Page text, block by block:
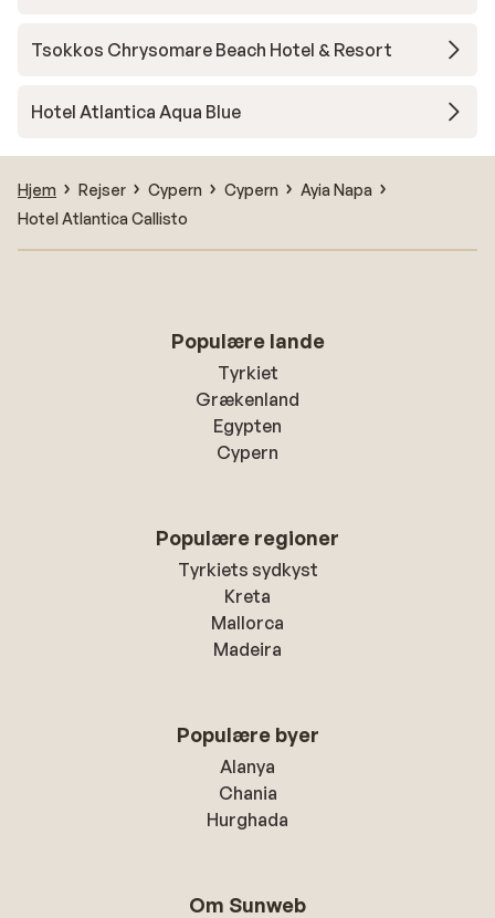
Tsokkos Chrysomare Beach Hotel & Resort
Hotel Atlantica Aqua Blue
Hjem Rejser Cypern Cypern
Ayia Napa
Hotel Atlantica Callisto
Populære lande
Tyrkiet
Grækenland
Egypten
Cypern
Populære regioner
Tyrkiets sydkyst
Kreta
Mallorca
Madeira
Populære byer
Alanya
Chania
Hurghada
Om Sunweb